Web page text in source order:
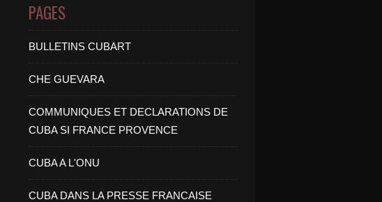
PAGES
BULLETINS CUBART
CHE GUEVARA
COMMUNIQUES ET DECLARATIONS DE
CUBA SI FRANCE PROVENCE
CUBA A L'ONU
CUBA DANS LA PRESSE FRANCAISE